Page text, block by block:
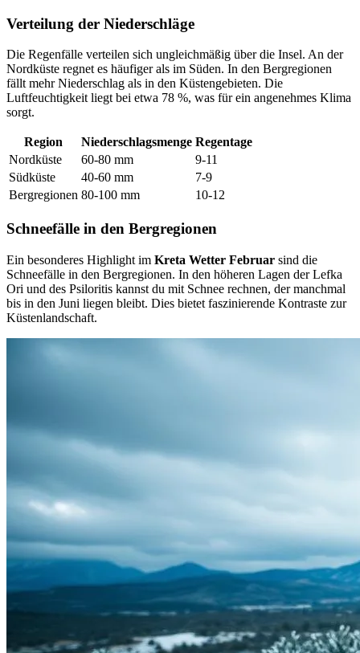
Verteilung der Niederschläge
Die Regenfälle verteilen sich ungleichmäßig über die Insel. An der
Nordküste regnet es häufiger als im Süden. In den Bergregionen
fällt mehr Niederschlag als in den Küstengebieten. Die
Luftfeuchtigkeit liegt bei etwa 78 %, was für ein angenehmes Klima
sorgt.
Region Niederschlagsmenge Regentage
Nordküste
60-80 mm
9-11
Südküste
40-60 mm
7-9
Bergregionen 80-100 mm 10-12
Schneefälle in den Bergregionen
Ein besonderes Highlight im Kreta Wetter Februar sind die
Schneefälle in den Bergregionen. In den höheren Lagen der Lefka
Ori und des Psiloritis kannst du mit Schnee rechnen, der manchmal
bis in den Juni liegen bleibt. Dies bietet faszinierende Kontraste zur
Küstenlandschaft.